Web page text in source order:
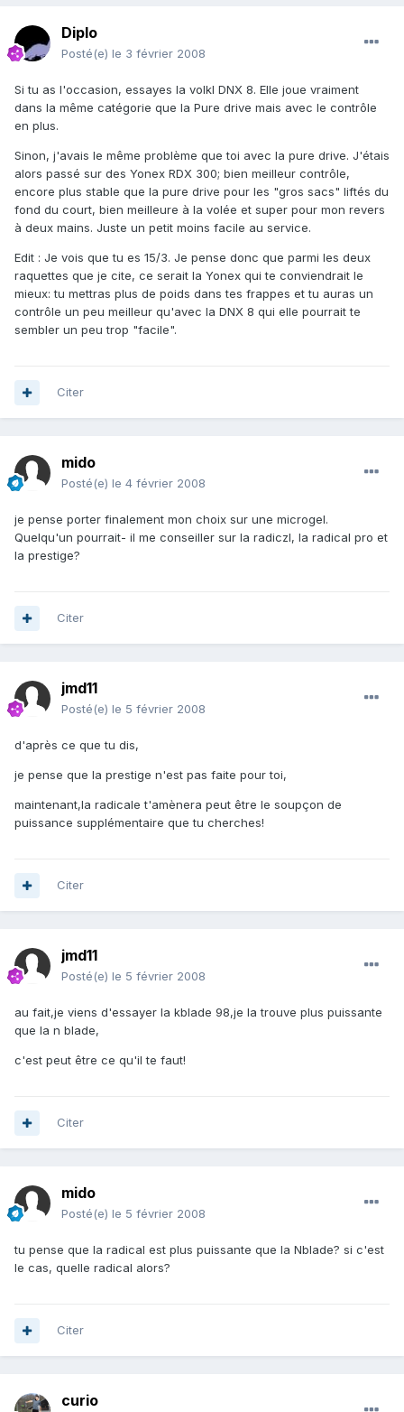
Diplo
Posté(e) le 3 février 2008
Si tu as l'occasion, essayes la volkl DNX 8. Elle joue vraiment
dans la même catégorie que la Pure drive mais avec le contrôle
en plus.
Sinon, j'avais le même problème que toi avec la pure drive. J'étais
alors passé sur des Yonex RDX 300; bien meilleur contrôle,
encore plus stable que la pure drive pour les "gros sacs" liftés du
fond du court, bien meilleure à la volée et super pour mon revers
à deux mains. Juste un petit moins facile au service.
Edit : Je vois que tu es 15/3. Je pense donc que parmi les deux
raquettes que je cite, ce serait la Yonex qui te conviendrait le
mieux: tu mettras plus de poids dans tes frappes et tu auras un
contrôle un peu meilleur qu'avec la DNX 8 qui elle pourrait te
sembler un peu trop "facile".
Citer
mido
Posté(e) le 4 février 2008
je pense porter finalement mon choix sur une microgel.
Quelqu'un pourrait- il me conseiller sur la radiczl, la radical pro et
la prestige?
Citer
jmd11
Posté(e) le 5 février 2008
d'après ce que tu dis,
je pense que la prestige n'est pas faite pour toi,
maintenant,la radicale t'amènera peut être le soupçon de
puissance supplémentaire que tu cherches!
Citer
jmd11
Posté(e) le 5 février 2008
au fait,je viens d'essayer la kblade 98,je la trouve plus puissante
que la n blade,
c'est peut être ce qu'il te faut!
Citer
mido
Posté(e) le 5 février 2008
tu pense que la radical est plus puissante que la Nblade? si c'est
le cas, quelle radical alors?
Citer
curio